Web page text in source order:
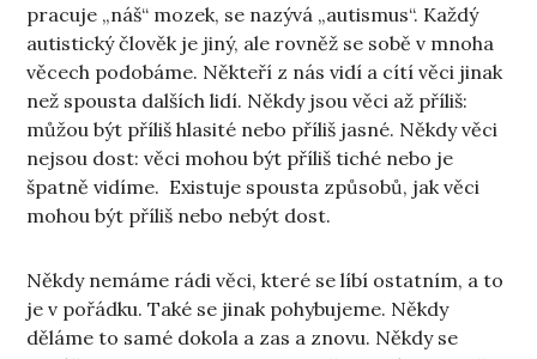
pracuje „náš“ mozek, se nazývá „autismus“. Každý
autistický člověk je jiný, ale rovněž se sobě v mnoha
věcech podobáme. Někteří z nás vidí a cítí věci jinak
než spousta dalších lidí. Někdy jsou věci až příliš:
můžou být příliš hlasité nebo příliš jasné. Někdy věci
nejsou dost: věci mohou být příliš tiché nebo je
špatně vidíme. Existuje spousta způsobů, jak věci
mohou být příliš nebo nebýt dost.
Někdy nemáme rádi věci, které se líbí ostatním, a to
je v pořádku. Také se jinak pohybujeme. Někdy
děláme to samé dokola a zas a znovu. Někdy se